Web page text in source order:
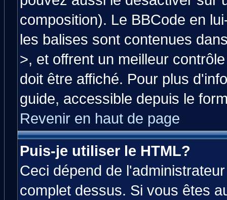
composition). Le BBCode en
les balises sont contenues
>, et offrent un meilleur
doit être affiché. Pour plus
guide, accessible depuis le
Revenir en haut de page
Puis-je utiliser le HTML?
Ceci dépend de
complet dessus. Si vous êtes